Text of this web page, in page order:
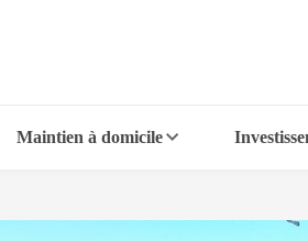
Maintien à domicile